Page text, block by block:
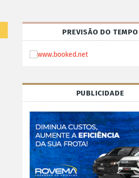
PREVISÃO DO TEMPO
PUBLICIDADE